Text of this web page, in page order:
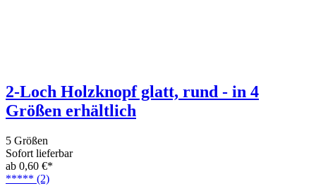
2-Loch Holzknopf glatt, rund - in 4
Größen erhältlich
5 Größen
Sofort lieferbar
ab 0,60 €*
***** (2)